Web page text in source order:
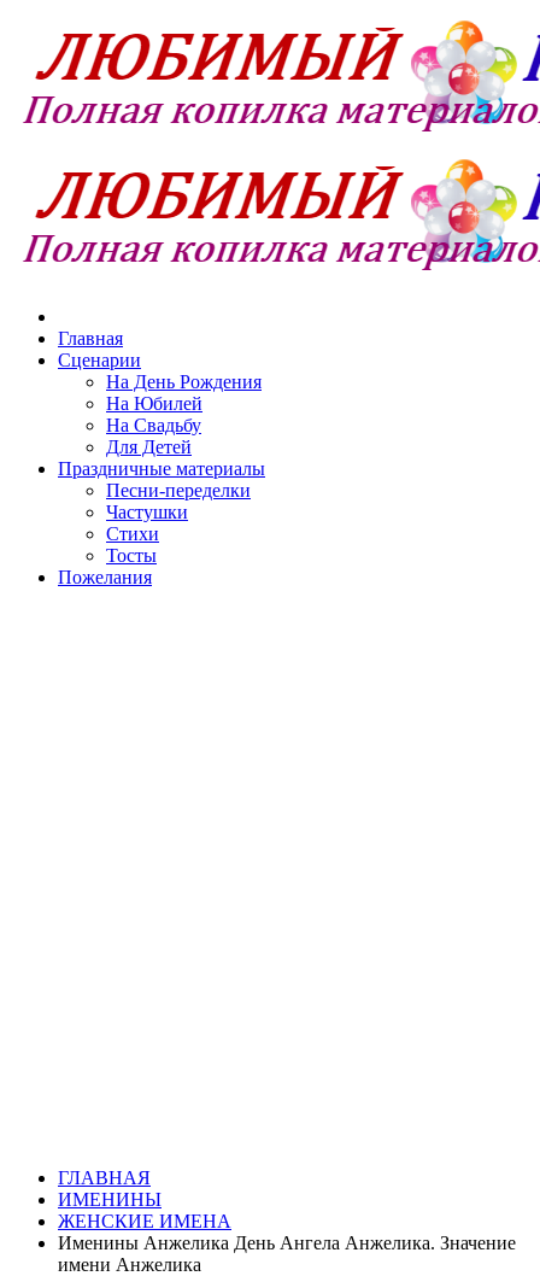
Главная
Сценарии
На День Рождения
На Юбилей
На Свадьбу
Для Детей
Праздничные материалы
Песни-переделки
Частушки
Стихи
Тосты
Пожелания
ГЛАВНАЯ
ИМЕНИНЫ
ЖЕНСКИЕ ИМЕНА
Именины Анжелика День Ангела Анжелика. Значение
имени Анжелика